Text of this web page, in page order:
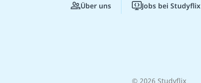
Über uns Jobs bei Studyflix
© 2026 Studyflix